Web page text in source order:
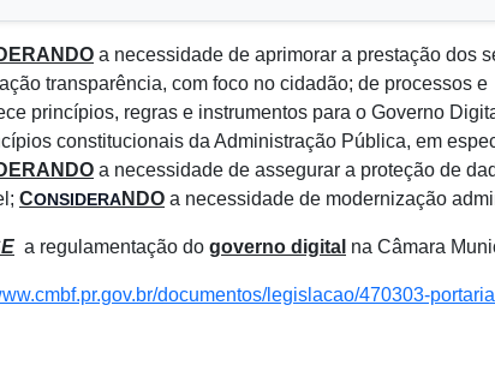
a necessidade de aprimorar a prestação dos
transparência, com foco no cidadão; de processos e
princípios, regras e instrumentos para o Governo
constitucionais da Administração Pública, em
a necessidade de assegurar a proteção de
CONSIDERA NDO a necessidade de modernização
a regulamentação do governo digital na Câmara
documentos/legislacao/470303-